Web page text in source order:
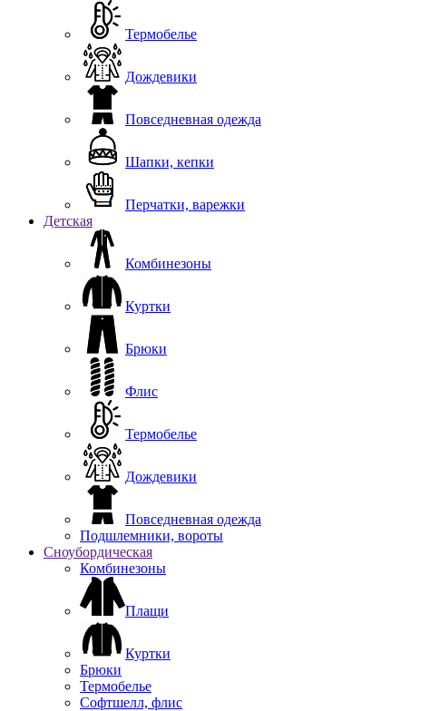
Термобелье
Дождевики
Повседневная одежда
Шапки, кепки
Перчатки, варежки
Детская
Комбинезоны
Куртки
Брюки
Флис
Термобелье
Дождевики
Повседневная одежда
Подшлемники, вороты
Сноубордическая
Комбинезоны
Плащи
Куртки
Брюки
Термобелье
Софтшелл, флис